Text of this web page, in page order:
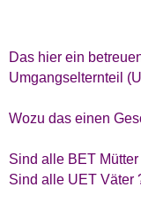
Das hier ein
Umgangselternteil
Wozu das einen
Sind alle BET Mütter
Sind alle UET Väter